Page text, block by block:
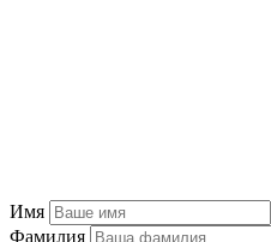
Имя
Фамилия